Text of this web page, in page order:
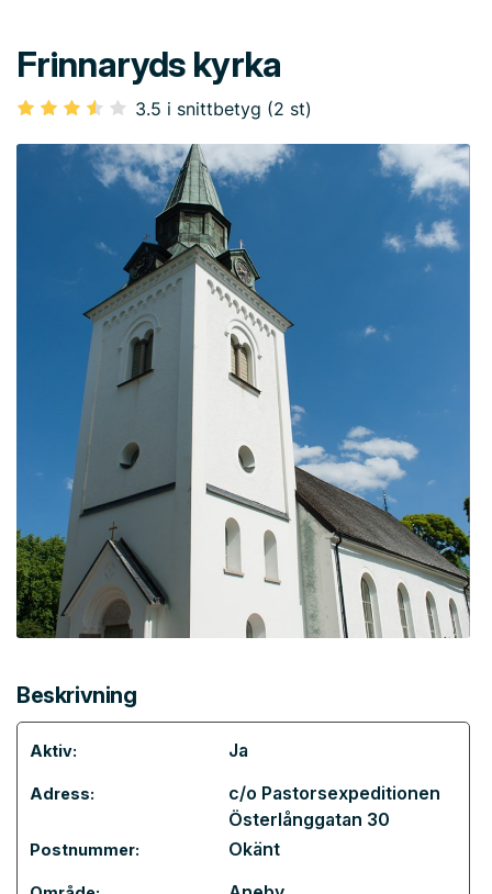
Frinnaryds kyrka
3.5 i snittbetyg (2 st)
Beskrivning
Aktiv: Ja
Adress:
c/o Pastorsexpeditionen
Österlånggatan 30
Postnummer: Okänt